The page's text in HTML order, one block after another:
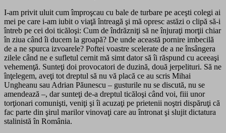
I-am privit uluit cum împroşcau cu bale de turbare pe aceşti colegi ai
mei pe care i-am iubit o viaţă întreagă şi mă opresc astăzi o clipă să-i
întreb pe cei doi ticăloşi: Cum de îndrăzniţi să ne înjuraţi morţii chiar
în ziua când îi ducem la groapă? De unde această pornire imbecilă
de a ne spurca izvoarele? Poftei voastre scelerate de a ne însângera
zilele când ne e sufletul cernit mă simt dator să îi răspund cu aceeaşi
vehemenţă. Sunteţi doi provocatori de duzină, două jerpelituri. Să ne
înţelegem, aveţi tot dreptul să nu vă placă ce au scris Mihai
Ungheanu sau Adrian Păunescu – gusturile nu se discută, nu se
amendează –, dar sunteţi de-a dreptul ticăloşi când voi, fiii unor
torţionari comunişti, veniţi şi îi acuzaţi pe prietenii noştri dispăruţi că
fac parte din şirul marilor vinovaţi care au întronat şi slujit dictatura
stalinistă în România.